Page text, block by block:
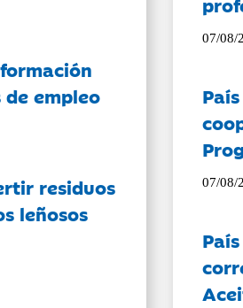
empleo
residuos
leñosos
07/08/
07/08/